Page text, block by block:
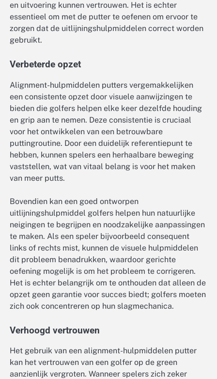
en uitvoering kunnen vertrouwen. Het is echter
essentieel om met de putter te oefenen om ervoor te
zorgen dat de uitlijningshulpmiddelen correct worden
gebruikt.
Verbeterde opzet
Alignment-hulpmiddelen putters vergemakkelijken
een consistente opzet door visuele aanwijzingen te
bieden die golfers helpen elke keer dezelfde houding
en grip aan te nemen. Deze consistentie is cruciaal
voor het ontwikkelen van een betrouwbare
puttingroutine. Door een duidelijk referentiepunt te
hebben, kunnen spelers een herhaalbare beweging
vaststellen, wat van vitaal belang is voor het maken
van meer putts.
Bovendien kan een goed ontworpen
uitlijningshulpmiddel golfers helpen hun natuurlijke
neigingen te begrijpen en noodzakelijke aanpassingen
te maken. Als een speler bijvoorbeeld consequent
links of rechts mist, kunnen de visuele hulpmiddelen
dit probleem benadrukken, waardoor gerichte
oefening mogelijk is om het probleem te corrigeren.
Het is echter belangrijk om te onthouden dat alleen de
opzet geen garantie voor succes biedt; golfers moeten
zich ook concentreren op hun slagmechanica.
Verhoogd vertrouwen
Het gebruik van een alignment-hulpmiddelen putter
kan het vertrouwen van een golfer op de green
aanzienlijk vergroten. Wanneer spelers zich zeker